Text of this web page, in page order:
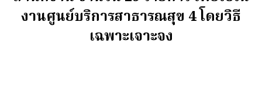
งานศูนย์บริการสาธารณสุข 4 โดยวิธี
เฉพาะเจาะจง